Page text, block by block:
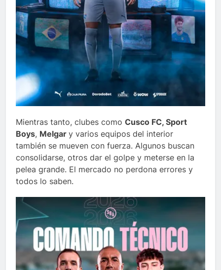
Mientras tanto, clubes como Cusco FC, Sport
Boys, Melgar y varios equipos del interior
también se mueven con fuerza. Algunos buscan
consolidarse, otros dar el golpe y meterse en la
pelea grande. El mercado no perdona errores y
todos lo saben.